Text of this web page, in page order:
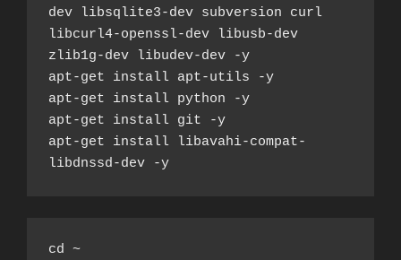
dev libsqlite3-dev subversion curl
libcurl4-openssl-dev libusb-dev
zlib1g-dev libudev-dev -y
apt-get install apt-utils -y
apt-get install python -y
apt-get install git -y
apt-get install libavahi-compat-
libdnssd-dev -y
cd ~